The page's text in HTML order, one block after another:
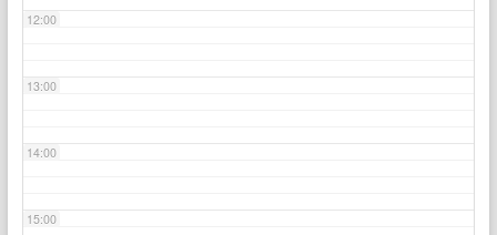
12:00
13:00
14:00
15:00